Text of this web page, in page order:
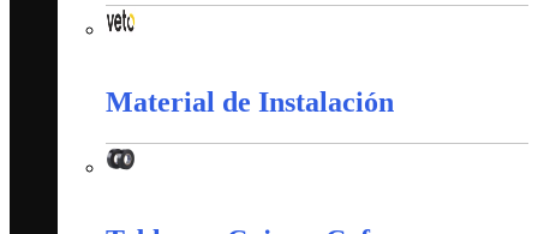
Material de Instalación